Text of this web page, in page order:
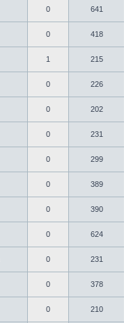
0 641
0 418
1 215
0 226
0 202
0 231
0 299
0 389
0 390
0 624
0 231
0 378
0 210